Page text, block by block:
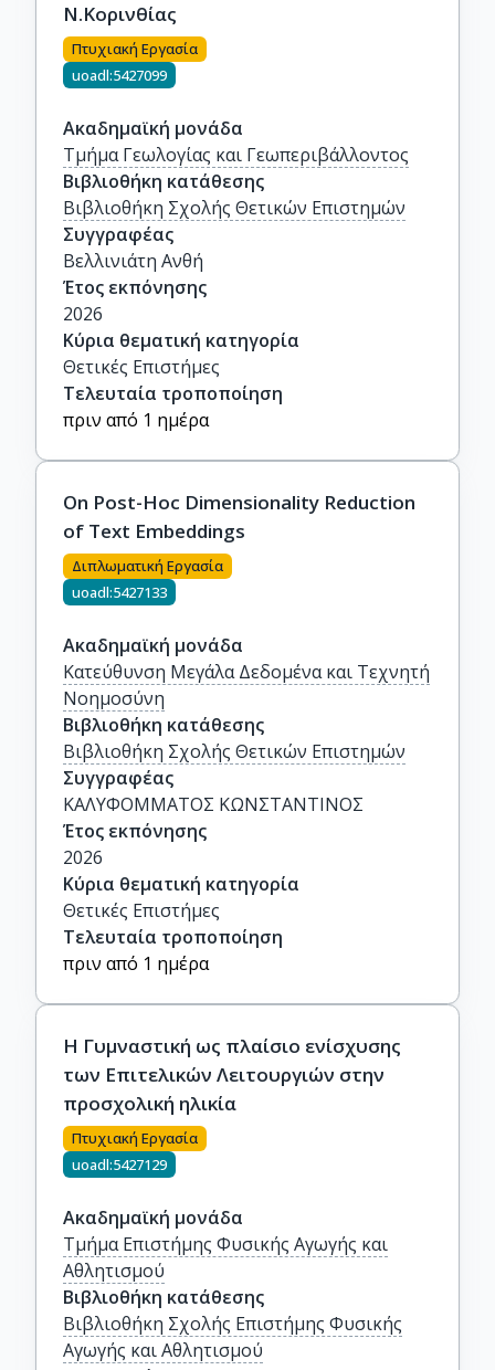
Ν.Κορινθίας
Πτυχιακή Εργασία
uoadl:5427099
Ακαδημαϊκή μονάδα
Τμήμα Γεωλογίας και Γεωπεριβάλλοντος
Βιβλιοθήκη κατάθεσης
Βιβλιοθήκη Σχολής Θετικών Επιστημών
Συγγραφέας
Βελλινιάτη Ανθή
Έτος εκπόνησης
2026
Κύρια θεματική κατηγορία
Θετικές Επιστήμες
Τελευταία τροποποίηση
πριν από 1 ημέρα
On Post-Hoc Dimensionality Reduction
of Text Embeddings
Διπλωματική Εργασία
uoadl:5427133
Ακαδημαϊκή μονάδα
Κατεύθυνση Μεγάλα Δεδομένα και Τεχνητή
Νοημοσύνη
Βιβλιοθήκη κατάθεσης
Βιβλιοθήκη Σχολής Θετικών Επιστημών
Συγγραφέας
ΚΑΛΥΦΟΜΜΑΤΟΣ ΚΩΝΣΤΑΝΤΙΝΟΣ
Έτος εκπόνησης
2026
Κύρια θεματική κατηγορία
Θετικές Επιστήμες
Τελευταία τροποποίηση
πριν από 1 ημέρα
Η Γυμναστική ως πλαίσιο ενίσχυσης
των Επιτελικών Λειτουργιών στην
προσχολική ηλικία
Πτυχιακή Εργασία
uoadl:5427129
Ακαδημαϊκή μονάδα
Τμήμα Επιστήμης Φυσικής Αγωγής και
Αθλητισμού
Βιβλιοθήκη κατάθεσης
Βιβλιοθήκη Σχολής Επιστήμης Φυσικής
Αγωγής και Αθλητισμού